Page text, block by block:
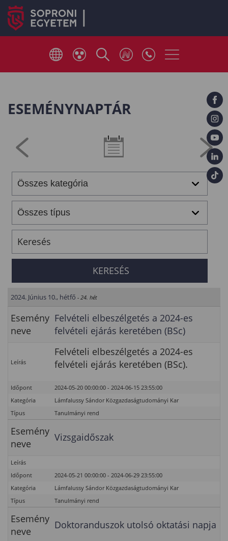
ESEMÉNYNAPTÁR
2024. Június 10., hétfő - 24. hét
Esemény
neve
Felvételi elbeszélgetés a 2024-es
felvételi ejárás keretében (BSc)
Leírás
Felvételi elbeszélgetés a 2024-es
felvételi ejárás keretében (BSc).
Időpont
2024-05-20 00:00:00 - 2024-06-15 23:55:00
Kategória
Lámfalussy Sándor Közgazdaságtudományi Kar
Típus
Tanulmányi rend
Esemény
neve
Vizsgaidőszak
Leírás
Időpont
2024-05-21 00:00:00 - 2024-06-29 23:55:00
Kategória
Lámfalussy Sándor Közgazdaságtudományi Kar
Típus
Tanulmányi rend
Esemény
neve
Doktoranduszok utolsó oktatási napja